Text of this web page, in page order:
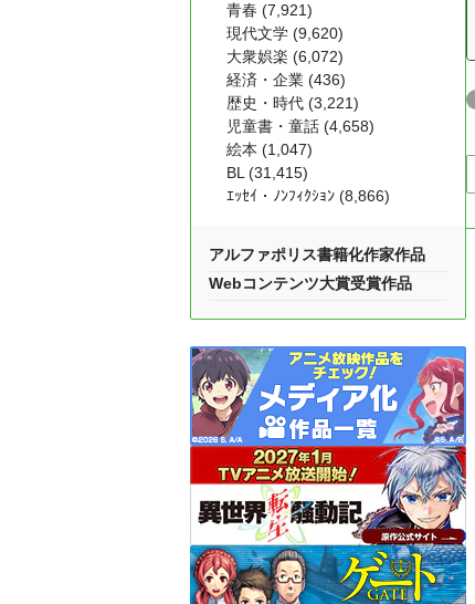
青春 (7,921)
現代文学 (9,620)
大衆娯楽 (6,072)
経済・企業 (436)
歴史・時代 (3,221)
児童書・童話 (4,658)
絵本 (1,047)
BL (31,415)
ｴｯｾｲ・ﾉﾝﾌｨｸｼｮﾝ (8,866)
アルファポリス書籍化作家作品
Webコンテンツ大賞受賞作品